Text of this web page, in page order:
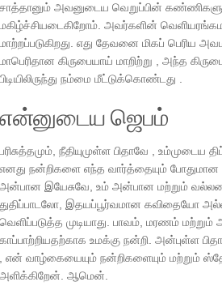
சாத்தானும் அவனுடைய வெறுப்பின்
மகிழ்ச்சியடைகிறோம். அவர்களின்
மாற்றப்படுகிறது. எது தேவனை மிகப்
மாபெரிதான கிருபையாய் மாறிற்று , அந்த
பிடியிலிருந்து நம்மை மீட்டுக்கொண்டது .
என்னுடைய ஜெபம்
பரிசுத்தமும், நீதியுமுள்ள பிதாவே , உம்முடைய
எனது நன்றிகளை எந்த வார்த்தையும் போதுமான
அன்பான இயேசுவே, உம் அன்பான மற்றும்
துதிப்பாடலோ, இதயப்பூர்வமான கவிதையோ
வெளிப்படுத்த முடியாது. பாவம், மரணம்
காப்பாற்றியதற்காக உமக்கு நன்றி. அன்புள்ள
, என் வாழ்கையையும் நன்றிகளையும் மற்றும்
அளிக்கிறேன். ஆமென்.